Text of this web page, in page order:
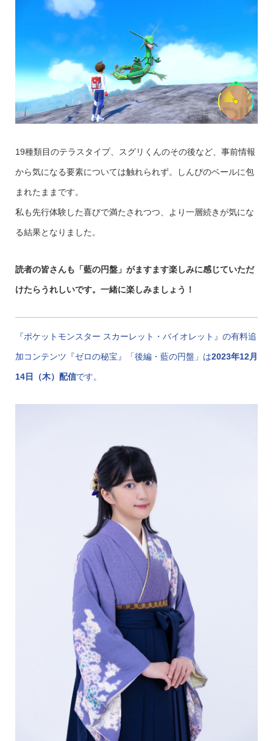
19種類目のテラスタイプ、スグリくんのその後など、事前情報
から気になる要素については触れられず。しんぴのベールに包
まれたままです。
私も先行体験した喜びで満たされつつ、より一層続きが気にな
る結果となりました。
読者の皆さんも「藍の円盤」がますます楽しみに感じていただ
けたらうれしいです。一緒に楽しみましょう！
『ポケットモンスター スカーレット・バイオレット』の有料追
加コンテンツ『ゼロの秘宝』「後編・藍の円盤」は2023年12月
14日（木）配信です。